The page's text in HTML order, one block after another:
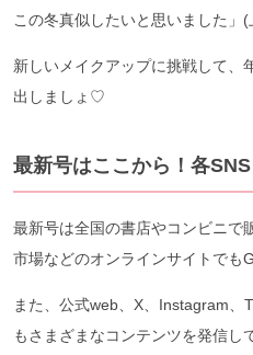
この冬真似したいと思いました」(
新しいメイクアップに挑戦して、
出しましょ♡
最新号はここから！各
最新号は全国の書店やコンビニで
市場などのオンラインサイトでも
また、公式web、X、Instagram、
もさまざまなコンテンツを発信し